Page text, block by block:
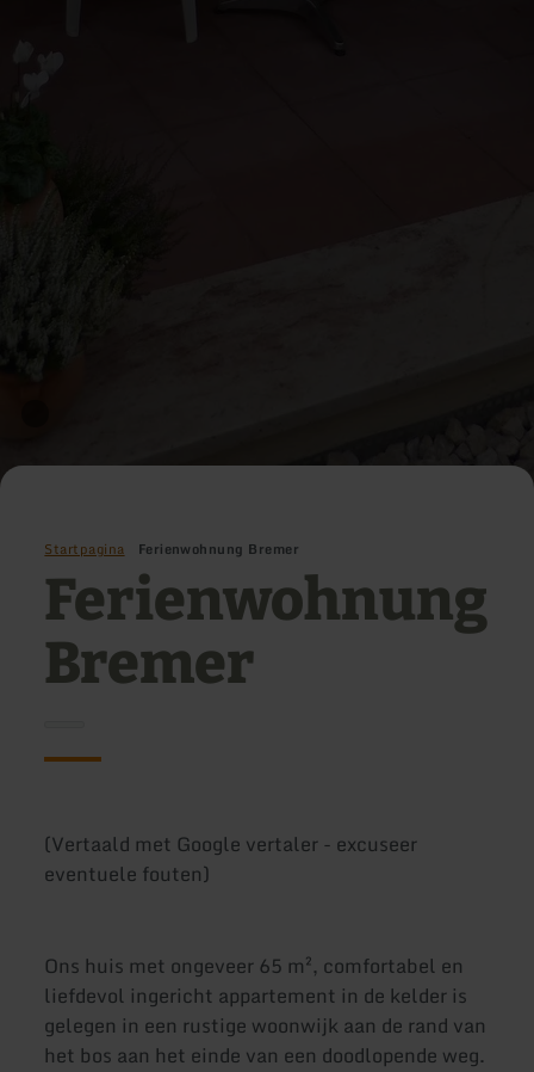
Startpagina Ferienwohnung Bremer
Ferienwohnung
Bremer
(Vertaald met Google vertaler - excuseer
eventuele fouten)
Ons huis met ongeveer 65 m², comfortabel en
liefdevol ingericht appartement in de kelder is
gelegen in een rustige woonwijk aan de rand van
het bos aan het einde van een doodlopende weg.